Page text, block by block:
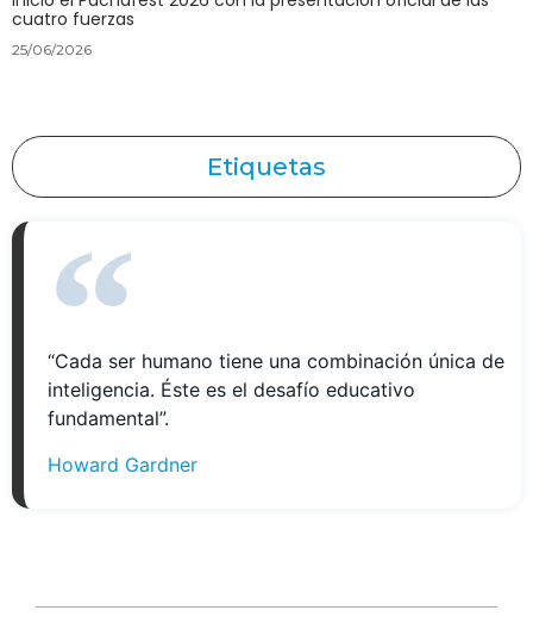
cuatro fuerzas
25/06/2026
Etiquetas
“Cada ser humano tiene una combinación única de
inteligencia. Éste es el desafío educativo
fundamental”.
Howard Gardner